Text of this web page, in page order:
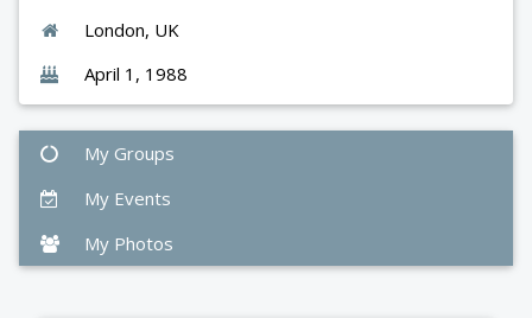
London, UK
April 1, 1988
My Groups
My Events
My Photos